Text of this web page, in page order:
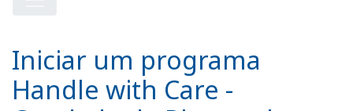
Iniciar um programa
Handle with Care -